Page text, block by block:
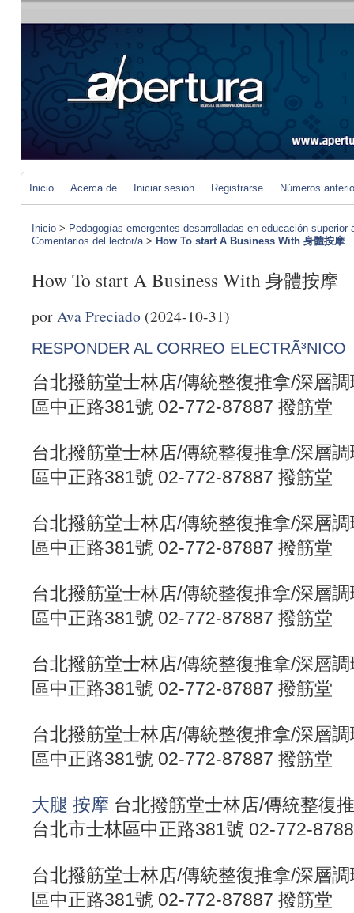
Inicio Acerca de Iniciar sesión Registrarse Números
Inicio > Pedagogías emergentes desarrolladas en educación
Comentarios del lector/a> How To start A Business With 身體按摩
How To start A Business With 身體按摩
por Ava Preciado (2024-10-31)
RESPONDER AL CORREO ELECTRÃ³NICO
台北撥筋堂士林店/傳統整復推拿/深層
區中正路381號 02-772-87887 撥筋堂
台北撥筋堂士林店/傳統整復推拿/深層
區中正路381號 02-772-87887 撥筋堂
台北撥筋堂士林店/傳統整復推拿/深層
區中正路381號 02-772-87887 撥筋堂
台北撥筋堂士林店/傳統整復推拿/深層
區中正路381號 02-772-87887 撥筋堂
台北撥筋堂士林店/傳統整復推拿/深層
區中正路381號 02-772-87887 撥筋堂
台北撥筋堂士林店/傳統整復推拿/深層
區中正路381號 02-772-87887 撥筋堂
大腿 按摩 台北撥筋堂士林店/傳統整復
台北市士林區中正路381號 02-772-
台北撥筋堂士林店/傳統整復推拿/深層
區中正路381號 02-772-87887 撥筋堂